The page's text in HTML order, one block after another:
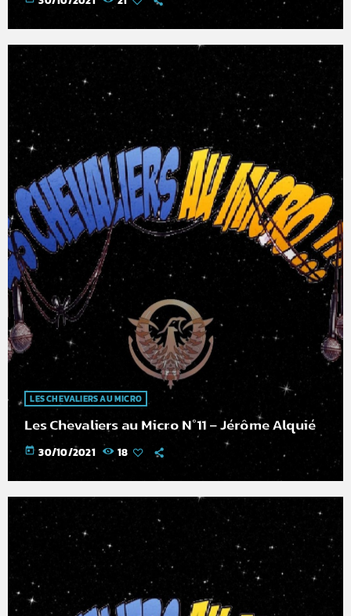
LES CHEVALIERS AU MICRO
Les Chevaliers au Micro N°11 – Jérôme Alquié
today 30/10/2021 18